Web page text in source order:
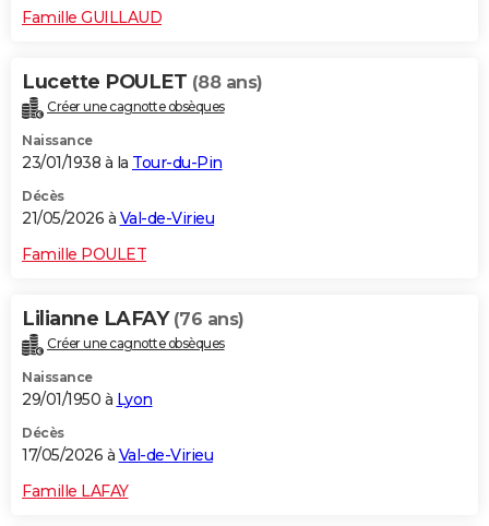
Famille GUILLAUD
Lucette POULET (88 ans)
Créer une cagnotte obsèques
Naissance
23/01/1938 à la Tour-du-Pin
Décès
21/05/2026 à Val-de-Virieu
Famille POULET
Lilianne LAFAY (76 ans)
Créer une cagnotte obsèques
Naissance
29/01/1950 à Lyon
Décès
17/05/2026 à Val-de-Virieu
Famille LAFAY